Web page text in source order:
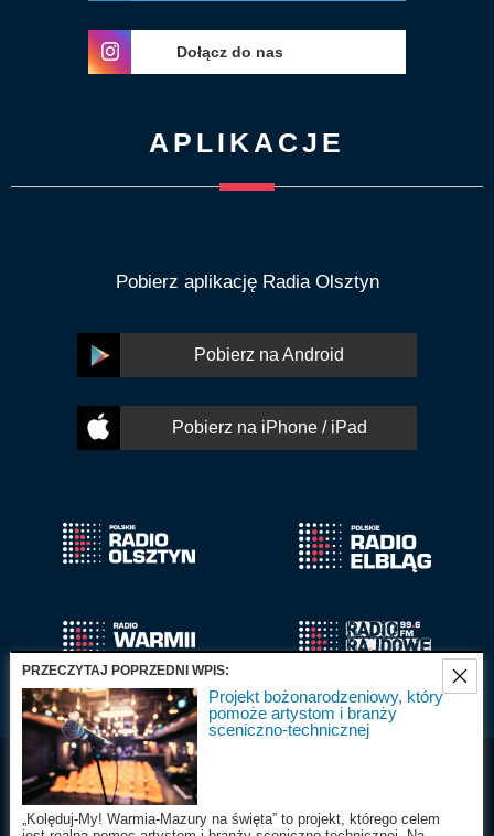
Dołącz do nas
APLIKACJE
Pobierz aplikację Radia Olsztyn
Pobierz na Android
Pobierz na iPhone / iPad
Radio Olsztyn S.A.
PRZECZYTAJ POPRZEDNI WPIS:
Projekt bożonarodzeniowy, który
pomoże artystom i branży
sceniczno-technicznej
„Kolęduj-My! Warmia-Mazury na święta” to projekt, którego celem